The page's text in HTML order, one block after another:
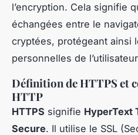
l’encryption. Cela signifie
échangées entre le
cryptées, protégeant ainsi
personnelles de
Définition de HTTPS et
HTTP
HTTPS signifie HyperText
Secure. Il utilise le SSL